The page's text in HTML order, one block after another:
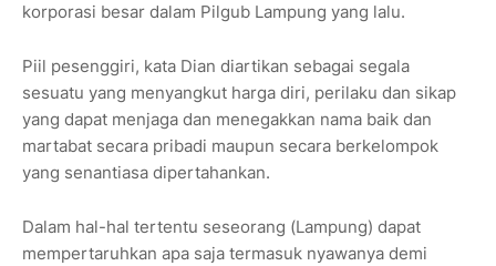
korporasi besar dalam Pilgub Lampung yang lalu.
Piil pesenggiri, kata Dian diartikan sebagai segala
sesuatu yang menyangkut harga diri, perilaku dan sikap
yang dapat menjaga dan menegakkan nama baik dan
martabat secara pribadi maupun secara berkelompok
yang senantiasa dipertahankan.
Dalam hal-hal tertentu seseorang (Lampung) dapat
mempertaruhkan apa saja termasuk nyawanya demi